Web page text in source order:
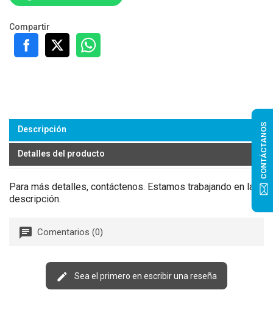
Compartir
Descripción
Detalles del producto
Para más detalles, contáctenos. Estamos trabajando en la
descripción.
Comentarios (0)
Sea el primero en escribir una reseña
CONTÁCTANOS